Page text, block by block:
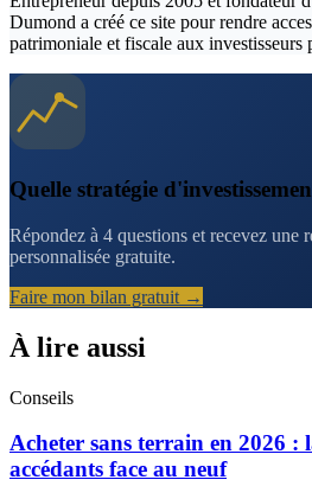
Dumond a créé ce site pour rendre
patrimoniale et fiscale aux investisseurs
Quelle stratégie
Répondez à 4 questions et recevez une
personnalisée gratuite.
Faire mon bilan gratuit →
À lire aussi
Conseils
Acheter sans terrain en 2026 :
accédants face au neuf